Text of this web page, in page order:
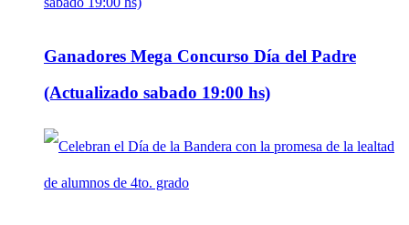
Ganadores Mega Concurso Día del Padre
(Actualizado sabado 19:00 hs)